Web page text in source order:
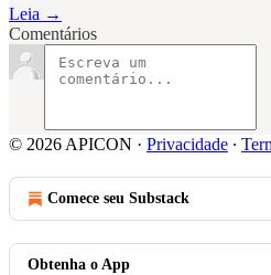
Leia →
Comentários
© 2026 APICON · Privacidade ∙
Comece seu Substack
Obtenha o App